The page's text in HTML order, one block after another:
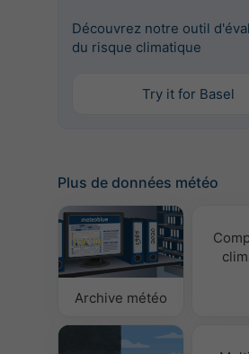
Découvrez notre outil
du risque climatique
Try it for Basel
Plus de données météo
Archive météo